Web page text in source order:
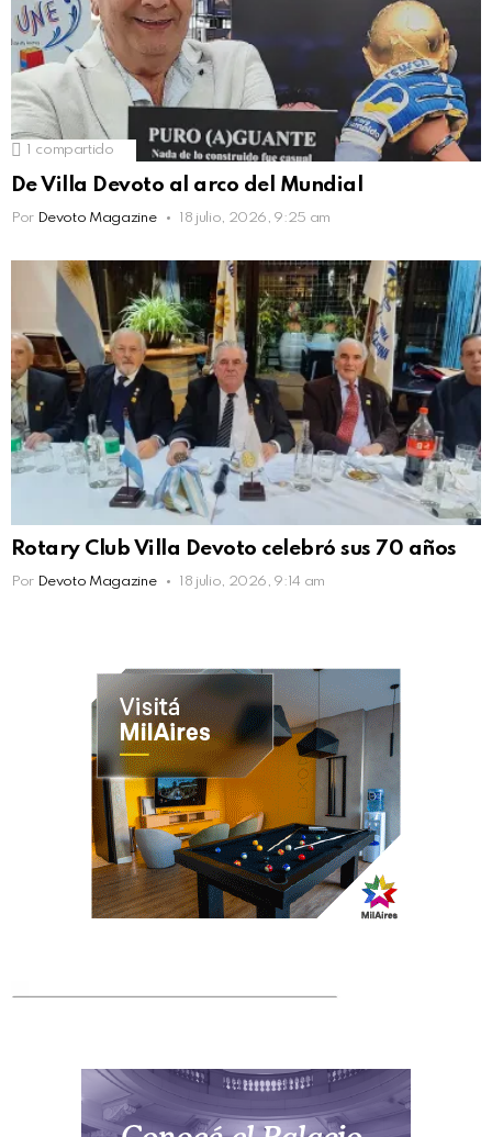
1 compartido
De Villa Devoto al arco del Mundial
Por Devoto Magazine 18 julio, 2026, 9:25 am
Rotary Club Villa Devoto celebró sus 70 años
Por Devoto Magazine 18 julio, 2026, 9:14 am